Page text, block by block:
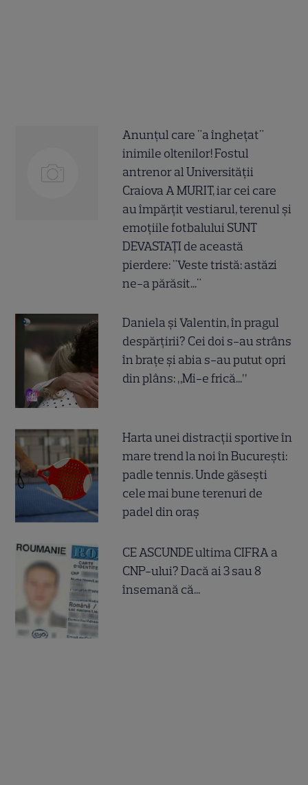
Anunțul care "a înghețat"
inimile oltenilor! Fostul
antrenor al Universității
Craiova A MURIT, iar cei care
au împărțit vestiarul, terenul și
emoțiile fotbalului SUNT
DEVASTAȚI de această
pierdere: "Veste tristă: astăzi
ne-a părăsit..."
Daniela și Valentin, în pragul
despărțirii? Cei doi s-au strâns
în brațe și abia s-au putut opri
din plâns: „Mi-e frică...”
Harta unei distracții sportive în
mare trend la noi în București:
padle tennis. Unde găsești
cele mai bune terenuri de
padel din oraș
CE ASCUNDE ultima CIFRA a
CNP-ului? Dacă ai 3 sau 8
însemană că...